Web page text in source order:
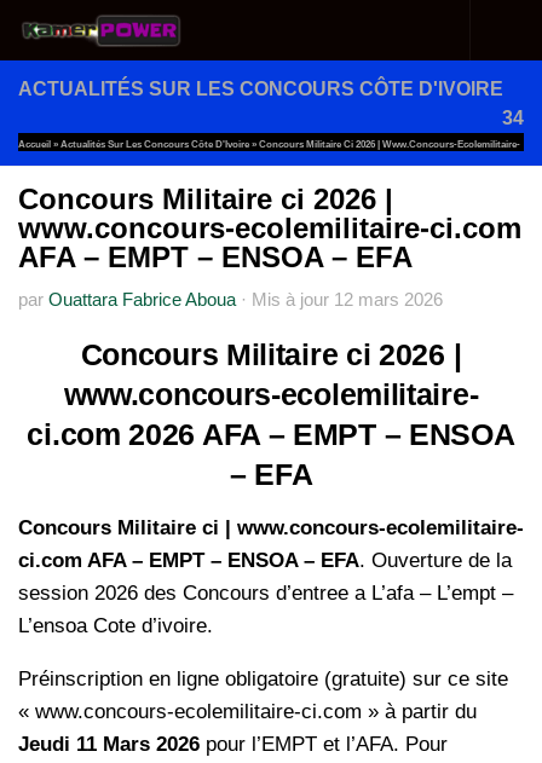
Au dessous du contenu
ACTUALITÉS SUR LES CONCOURS CÔTE D'IVOIRE
34
Accueil » Actualités Sur Les Concours Côte D'Ivoire » Concours Militaire Ci 2026 | Www.concours-Ecolemilitaire-
Ci.com AFA – EMPT – ENSOA – EFA
Concours Militaire ci 2026 |
www.concours-ecolemilitaire-ci.com
AFA – EMPT – ENSOA – EFA
par Ouattara Fabrice Aboua · Mis à jour 12 mars 2026
Concours Militaire ci 2026 |
www.concours-ecolemilitaire-
ci.com 2026 AFA – EMPT – ENSOA
– EFA
Concours Militaire ci | www.concours-ecolemilitaire-
ci.com AFA – EMPT – ENSOA – EFA. Ouverture de la
session 2026 des Concours d’entree a L’afa – L’empt –
L’ensoa Cote d’ivoire.
Préinscription en ligne obligatoire (gratuite) sur ce site
« www.concours-ecolemilitaire-ci.com » à partir du
Jeudi 11 Mars 2026 pour l’EMPT et l’AFA. Pour